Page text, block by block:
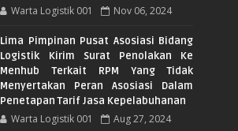
Warta Logistik 001 Nov 06, 2024
Lima Pimpinan Pusat Asosiasi Bidang
Logistik Kirim Surat Penolakan Ke
Menhub Terkait RPM Yang Tidak
Menyertakan Peran Asosiasi Dalam
Penetapan Tarif Jasa Kepelabuhanan
Warta Logistik 001 Aug 27, 2024